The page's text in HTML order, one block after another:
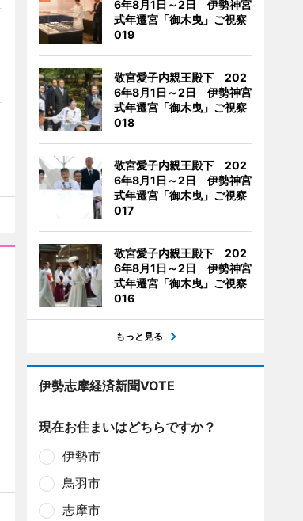
6年8月1日～2日 伊勢神宮
式年遷宮「御木曳」ご視察
019
敬宮愛子内親王殿下 202
6年8月1日～2日 伊勢神宮
式年遷宮「御木曳」ご視察
018
敬宮愛子内親王殿下 202
6年8月1日～2日 伊勢神宮
式年遷宮「御木曳」ご視察
017
敬宮愛子内親王殿下 202
6年8月1日～2日 伊勢神宮
式年遷宮「御木曳」ご視察
016
もっと見る
伊勢志摩経済新聞VOTE
現在お住まいはどちらですか？
伊勢市
鳥羽市
志摩市